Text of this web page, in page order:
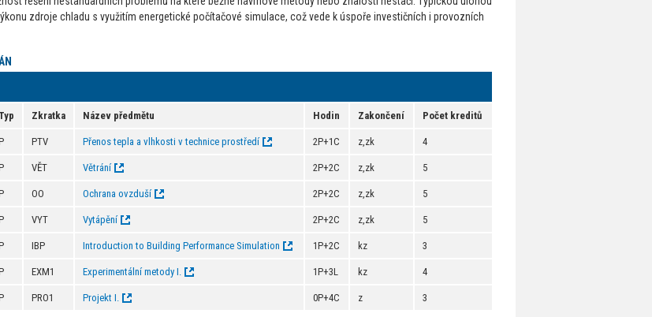
zdroje chladu s využitím energetické počítačové simulace, což vede k úspoře investičních i provozních
Typ Zkratka Název předmětu Hodin Zakončení Počet kreditů
PTV Přenos tepla a vlhkosti v technice prostředí 2P+1C z,zk 4
VĚT Větrání 2P+2C z,zk 5
OO Ochrana ovzduší 2P+2C z,zk 5
VYT Vytápění 2P+2C z,zk 5
IBP Introduction to Building Performance Simulation 1P+2C kz 3
EXM1 Experimentální metody I. 1P+3L kz 4
PRO1 Projekt I. 0P+4C z 3